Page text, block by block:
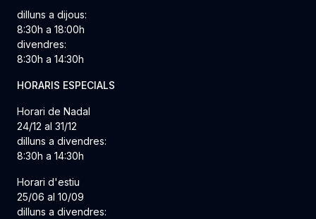
dilluns a dijous:
8:30h a 18:00h
divendres:
8:30h a 14:30h
HORARIS ESPECIALS
Horari de Nadal
24/12 al 31/12
dilluns a divendres:
8:30h a 14:30h
Horari d'estiu
25/06 al 10/09
dilluns a divendres: